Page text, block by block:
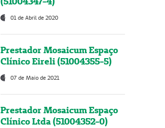
01 de Abril de 2020
Prestador Mosaicum Espaço
Clínico Eireli (51004355-5)
07 de Maio de 2021
Prestador Mosaicum Espaço
Clínico Ltda (51004352-0)